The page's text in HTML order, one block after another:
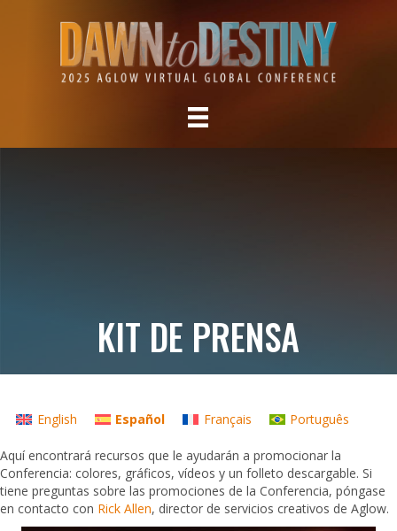
KIT DE PRENSA
English Español Français Português
Aquí encontrará recursos que le ayudarán a promocionar la
Conferencia: colores, gráficos, vídeos y un folleto descargable. Si
tiene preguntas sobre las promociones de la Conferencia, póngase
en contacto con Rick Allen, director de servicios creativos de Aglow.